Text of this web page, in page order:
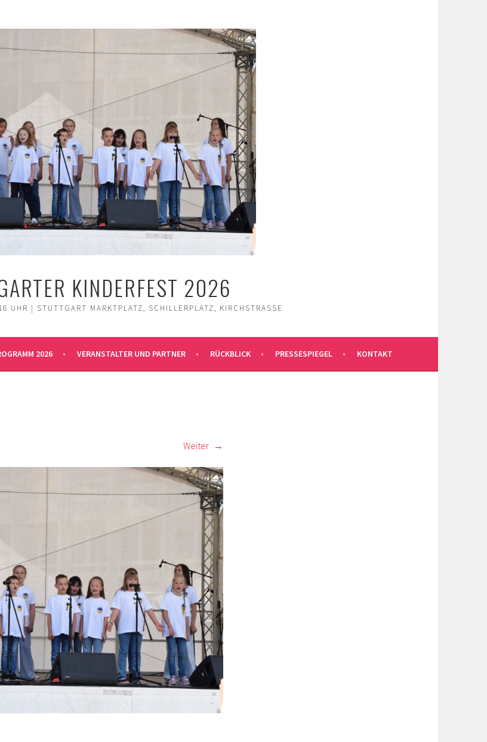
KINDERFEST 2026
UHR | STUTTGART MARKTPLATZ, SCHILLERPLATZ, KIRCHSTRASSE
2026 VERANSTALTER UND PARTNER RÜCKBLICK PRESSESPIEGEL KONTAKT
Weiter